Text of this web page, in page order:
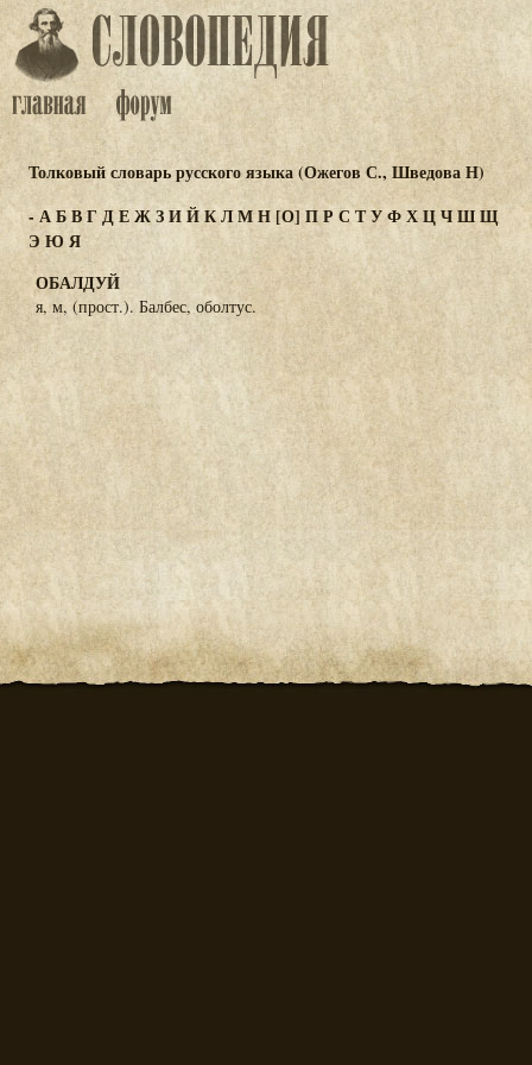
Толковый словарь русского языка (Ожегов С., Шведова Н)
-АБВГДЕЖЗИЙКЛМН[О] ПР С ТУФХЦЧШЩ
Э Ю Я
ОБАЛДУЙ
я, м, (прост.). Балбес, оболтус.